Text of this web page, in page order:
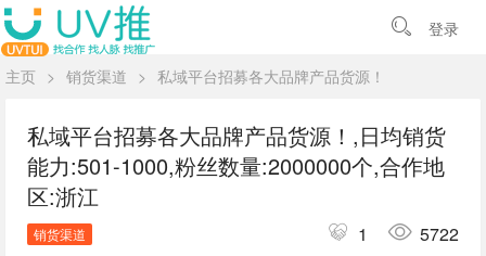
登录
主页 > 销货渠道 > 私域平台招募各大品牌产品货源！
私域平台招募各大品牌产品货源！,日均销货
能力:501-1000,粉丝数量:2000000个,合作地
区:浙江
销货渠道 1 5722